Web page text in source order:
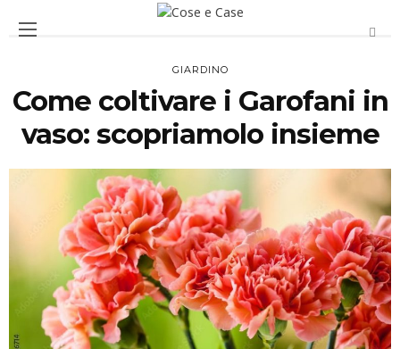
GIARDINO
Come coltivare i Garofani in
vaso: scopriamolo insieme